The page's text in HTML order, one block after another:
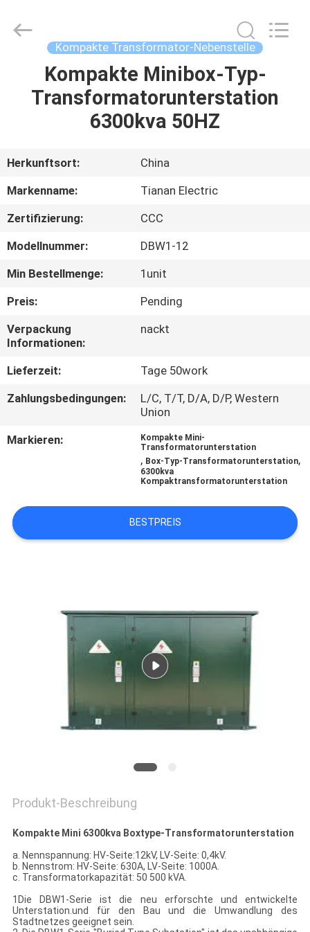
HAUS
PRODUKTE
VR
SHOW
ÜBER
UNS
FABRIK-
AUSFLUG
QUALITÄTSKONTROLLE
TRETEN
SIE
IN
VERBINDUNG
FORDERN
SIE EIN
SITEMAP
(Group)
Co.,Ltd..
Kompakte Transformator-Nebenstelle
Kompakte Minibox-Typ-
Transformatorunterstation
6300kva 50HZ
Herkunftsort:
China
Markenname:
Tianan Electric
Zertifizierung:
CCC
Modellnummer:
DBW1-12
Min Bestellmenge:
1unit
Preis:
Pending
Verpackung
Informationen:
nackt
Lieferzeit:
Tage 50work
Zahlungsbedingungen:
L/C, T/T, D/A, D/P, Western
Union
Markieren:
Kompakte Mini-
Transformatorunterstation
, Box-Typ-Transformatorunterstation,
6300kva
Kompaktransformatorunterstation
BESTPREIS
Produkt-Beschreibung
Kompakte Mini 6300kva Boxtype-Transformatorunterstation
a. Nennspannung: HV-Seite:12kV, LV-Seite: 0,4kV.
b. Nennstrom: HV-Seite: 630A, LV-Seite: 1000A.
c. Transformatorkapazität: 50 500 kVA.
1Die DBW1-Serie ist die neu erforschte und entwickelte
Unterstation.und für den Bau und die Umwandlung des
Stadtnetzes geeignet sein.